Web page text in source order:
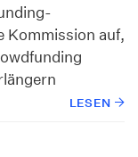
Kommission auf,
LESEN